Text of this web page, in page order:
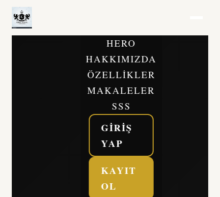
HERO
HAKKIMIZDA
ÖZELLIKLER
MAKALELER
SSS
GIRIŞ
YAP
KAYIT
OL